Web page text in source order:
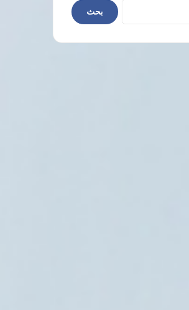
البحث
عن: